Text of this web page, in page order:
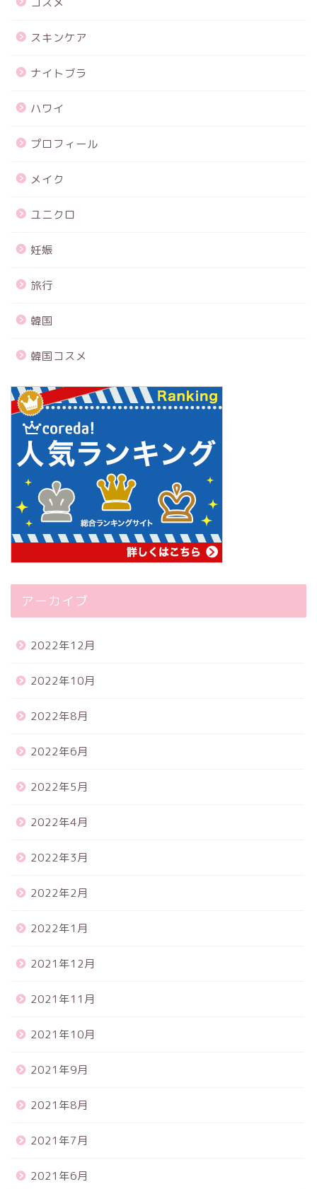
スキンケア
ナイトブラ
ハワイ
プロフィール
メイク
ユニクロ
妊娠
旅行
韓国
韓国コスメ
アーカイブ
2022年12月
2022年10月
2022年8月
2022年6月
2022年5月
2022年4月
2022年3月
2022年2月
2022年1月
2021年12月
2021年11月
2021年10月
2021年9月
2021年8月
2021年7月
2021年6月